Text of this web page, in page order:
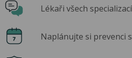
Lékaři všech
Naplánujte si prevenci